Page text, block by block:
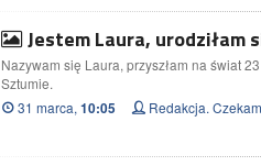
Jestem Laura, urodziłam
Nazywam się Laura, przyszłam na świat
Sztumie.
31 marca, 10:05 Redakcja.